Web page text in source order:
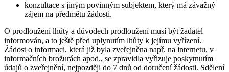
konzultace s jiným povinným subjektem, který má závažný
zájem na předmětu žádosti.
O prodloužení lhůty a důvodech prodloužení musí být žadatel
informován, a to ještě před uplynutím lhůty k jejímu vyřízení.
Žádost o informaci, která již byla zveřejněna např. na internetu, v
informačních brožurách apod., se zpravidla vyřizuje poskytnutím
údajů o zveřejnění, nejpozději do 7 dnů od doručení žádosti. Sdělení